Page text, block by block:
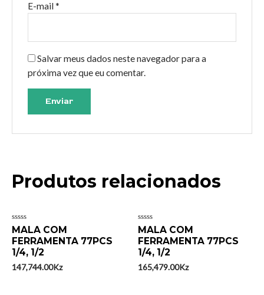
E-mail *
Salvar meus dados neste navegador para a
próxima vez que eu comentar.
Produtos relacionados
Avaliação
0
de
5
MALA COM
FERRAMENTA 77PCS
1/4, 1/2
147,744.00Kz
Avaliação
0
de
5
MALA COM
FERRAMENTA 77PCS
1/4, 1/2
165,479.00Kz